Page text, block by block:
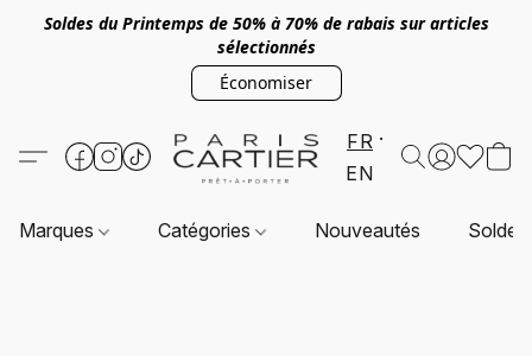
Soldes du Printemps de 50% à 70% de rabais sur articles
sélectionnés
Économiser
FR
EN
Marques Catégories Nouveautés Soldes